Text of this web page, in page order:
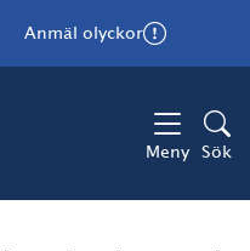
Anmäl olyckor
Meny Sök